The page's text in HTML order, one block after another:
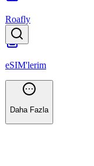
Roafly
eSIM'lerim
Daha Fazla